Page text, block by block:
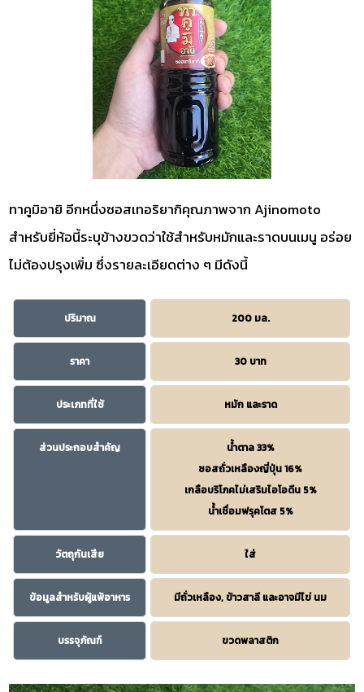
ทาคูมิอายิ อีกหนึ่งซอสเทอริยากิคุณภาพจาก Ajinomoto
สำหรับยี่ห้อนี้ระบุข้างขวดว่าใช้สำหรับหมักและราดบนเมนู อร่อย
ไม่ต้องปรุงเพิ่ม ซึ่งรายละเอียดต่าง ๆ มีดังนี้
ปริมาณ 200 มล.
ราคา 30 บาท
ประเภทที่ใช้ หมัก และราด
ส่วนประกอบสำคัญ
น้ำตาล 33%
ซอสถั่วเหลืองญี่ปุ่น 16%
เกลือบริโภคไม่เสริมไอโอดีน 5%
น้ำเชื่อมฟรุคโตส 5%
วัตถุกันเสีย ใส่
ข้อมูลสำหรับผู้แพ้อาหาร มีถั่วเหลือง, ข้าวสาลี และอาจมีไข่ นม
บรรจุภัณฑ์ ขวดพลาสติก